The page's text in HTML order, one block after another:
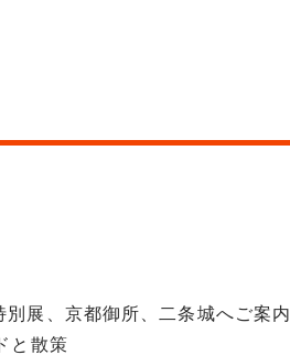
展、京都御所、二条城へご案内
と散策